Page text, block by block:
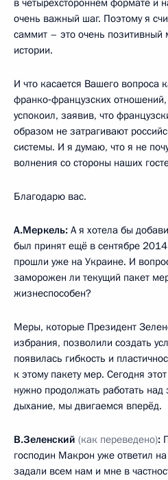
очень важный шаг. Поэтому я
саммит – это очень
истории.
И что касается Вашего вопроса
франко‑французских
успокоил, заявив, что
образом не затрагивают
системы. И я думаю, что я не
волнения со стороны наших
Благодарю вас.
А.Меркель: А я хотела бы
был принят ещё в сентябре
прошли уже на Украине. И
заморожен ли текущий пакет
жизнеспособен?
Меры, которые Президент
избрания, позволили создать
появилась гибкость и
к этому пакету мер. Сегодня
нужно продолжать работать
дыхание, мы двигаемся вперёд.
В.Зеленский (как переведено):
господин Макрон уже ответил
задали всем нам и мне в